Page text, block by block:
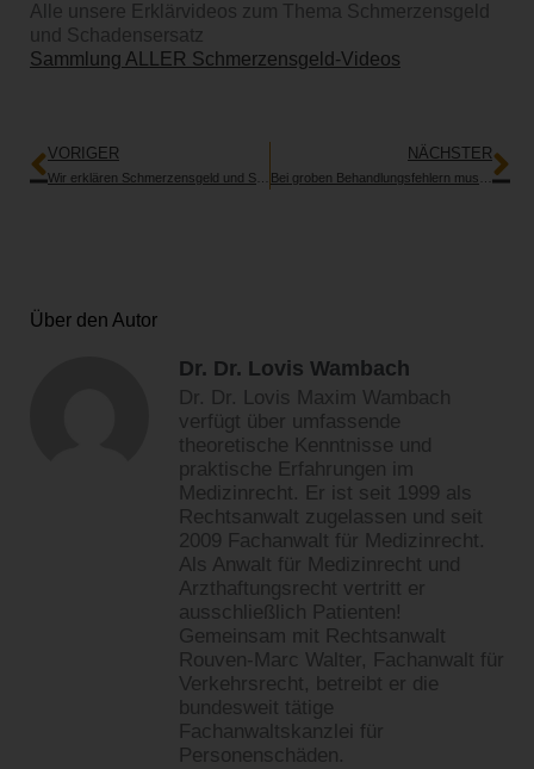
Alle unsere Erklärvideos zum Thema Schmerzensgeld
und Schadensersatz
Sammlung ALLER Schmerzensgeld-Videos
VORIGER NÄCHSTER
Über den Autor
Dr. Dr. Lovis Wambach
Dr. Dr. Lovis Maxim Wambach
verfügt über umfassende
theoretische Kenntnisse und
praktische Erfahrungen im
Medizinrecht. Er ist seit 1999 als
Rechtsanwalt zugelassen und seit
2009 Fachanwalt für Medizinrecht.
Als Anwalt für Medizinrecht und
Arzthaftungsrecht vertritt er
ausschließlich Patienten!
Gemeinsam mit Rechtsanwalt
Rouven-Marc Walter, Fachanwalt für
Verkehrsrecht, betreibt er die
bundesweit tätige
Fachanwaltskanzlei für
Personenschäden.